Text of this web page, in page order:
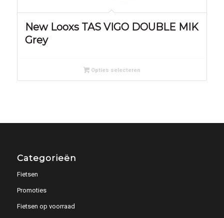
New Looxs TAS VIGO DOUBLE MIK
Grey
Opties selecteren
Categorieën
Fietsen
Promoties
Fietsen op voorraad